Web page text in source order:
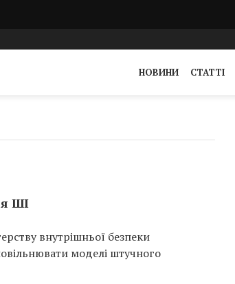
НОВИНИ СТАТТІ
ШІ
внутрішньої безпеки
моделі штучного